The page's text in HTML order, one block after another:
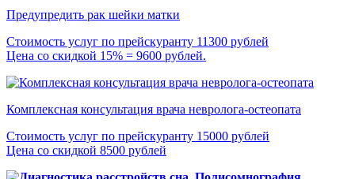
Предупредить рак шейки матки
Стоимость услуг по прейскуранту 11300 рублей
Цена со скидкой 15% = 9600 рублей.
Комплексная консультация врача невролога-остеопата
Стоимость услуг по прейскуранту 15000 рублей
Цена со скидкой 8500 рублей